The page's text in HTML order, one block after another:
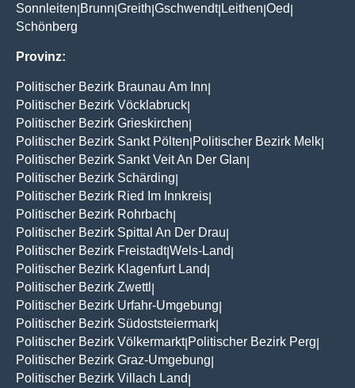
Sonnleiten Brunn Greith Gschwendt| Leithen Oed
Schönberg
Provinz:
Politischer Bezirk Braunau Am Inn
Politischer Bezirk Vöcklabruck
Politischer Bezirk Grieskirchen
Politischer Bezirk Sankt Pölten Politischer Bezirk Melk
Politischer Bezirk Sankt Veit An Der Glan
Politischer Bezirk Schärding
Politischer Bezirk Ried Im Innkreis
Politischer Bezirk Rohrbach
Politischer Bezirk Spittal An Der Drau
Politischer Bezirk Freistadt|Wels-Land
Politischer Bezirk Klagenfurt Land
Politischer Bezirk Zwettl
Politischer Bezirk Urfahr-Umgebung
Politischer Bezirk Südoststeiermark
Politischer Bezirk Völkermarkt| Politischer Bezirk Perg
Politischer Bezirk Graz-Umgebung
Politischer Bezirk Villach Land